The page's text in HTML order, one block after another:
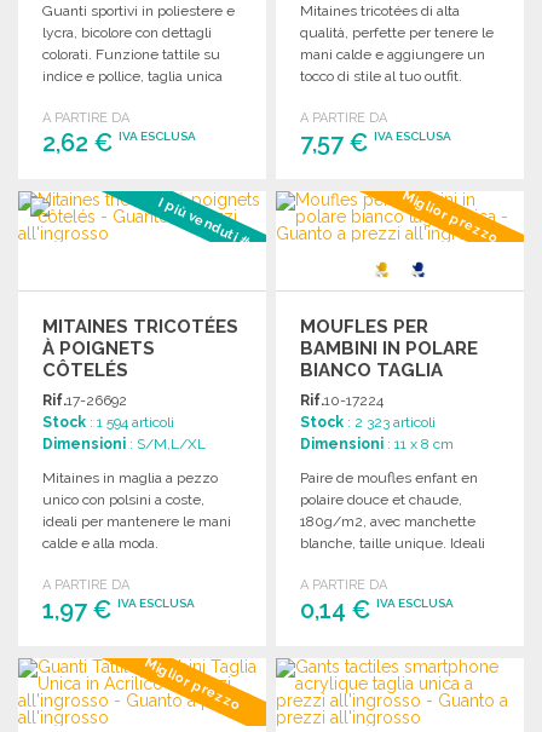
Guanti sportivi in poliestere e
lycra, bicolore con dettagli
colorati. Funzione tattile su
indice e pollice, taglia unica
A PARTIRE DA
2,62 € IVA ESCLUSA
ORDINARE
Richiedi un preventivo
Mitaines tricotées di alta
qualità, perfette per tenere le
mani calde e aggiungere un
tocco di stile al tuo outfit.
A PARTIRE DA
7,57 €IVA ESCLUSA
ORDINARE
Richiedi un preventivo
I più venduti #3
MITAINES TRICOTÉES
À POIGNETS
CÔTELÉS
Rif.17-26692
Stock : 1 594 articoli
Dimensioni : S/M,L/XL
Mitaines in maglia a pezzo
unico con polsini a coste,
ideali per mantenere le mani
calde e alla moda.
A PARTIRE DA
1,97 € IVA ESCLUSA
ORDINARE
Richiedi un preventivo
Miglior prezzo
MOUFLES PER
BAMBINI IN POLARE
BIANCO TAGLIA
UNICA
Rif.10-17224
Stock : 2 323 articoli
Dimensioni : 11 x 8 cm
Paire de moufles enfant en
polaire douce et chaude,
180g/m2, avec manchette
blanche, taille unique. Ideali
A PARTIRE DA
0,14 €IVA ESCLUSA
ORDINARE
Richiedi un preventivo
Miglior prezzo